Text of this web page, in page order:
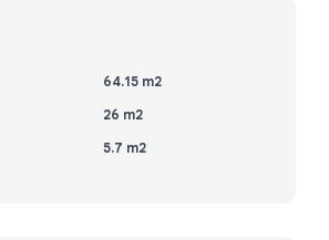
64.15 m2
26 m2
5.7 m2